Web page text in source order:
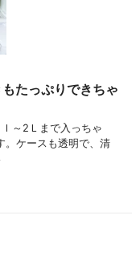
たっぷりできちゃ
～2Ｌまで入っちゃ
。ケースも透明で、清